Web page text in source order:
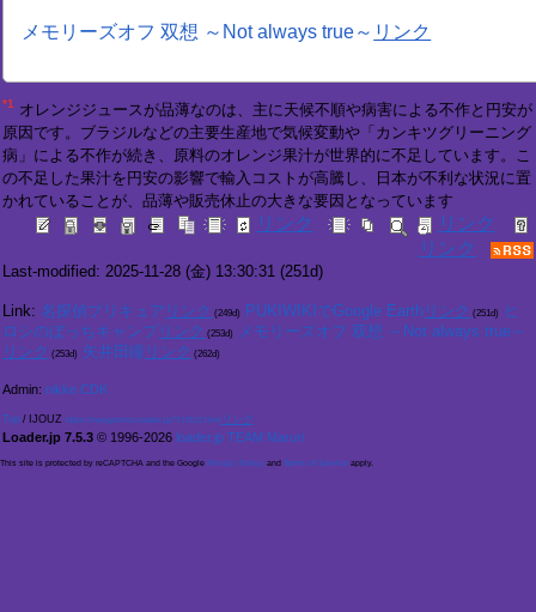
メモリーズオフ 双想 ～Not always true～
*1
オレンジジュースが品薄なのは、主に天候不順や病害による不作と円安が
原因です。ブラジルなどの主要生産地で気候変動や「カンキツグリーニング
病」による不作が続き、原料のオレンジ果汁が世界的に不足しています。こ
の不足した果汁を円安の影響で輸入コストが高騰し、日本が不利な状況に置
かれていることが、品薄や販売休止の大きな要因となっています
Last-modified: 2025-11-28 (金) 13:30:31 (251d)
Link:名探偵プリキュア (249d) PUKIWIKIでGoogle Earth (251d)
ヒ
ロシのぼっちキャンプ
(253d) メモリーズオフ 双想 ～Not always true～
(253d) 矢井田瞳 (262d)
Admin: nikke CDK
Top / IJOUZ https://neogamma.loader.jp/?IJOUZ.html
Loader.jp 7.5.3 © 1996-2026 loader.jp TEAM Maruri
This site is protected by reCAPTCHA and the Google Privacy Policy and Terms of Service apply.